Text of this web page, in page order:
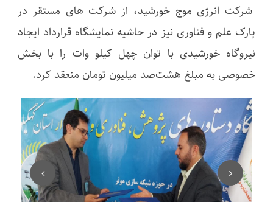
شرکت انرژی موج خورشید، از شرکت های مستقر در
پارک علم و فناوری نیز در حاشیه نمایشگاه قرارداد ایجاد
نیروگاه خورشیدی با توان چهل کیلو وات را با بخش
خصوصی به مبلغ هشت‌صد میلیون تومان منعقد کرد.